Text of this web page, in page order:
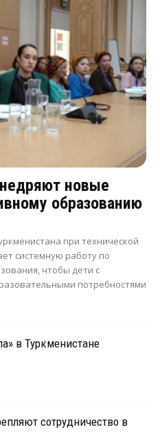
новые
образованию
при технической
системную работу по
чтобы дети с
потребностями
в Туркменистане
сотрудничество в